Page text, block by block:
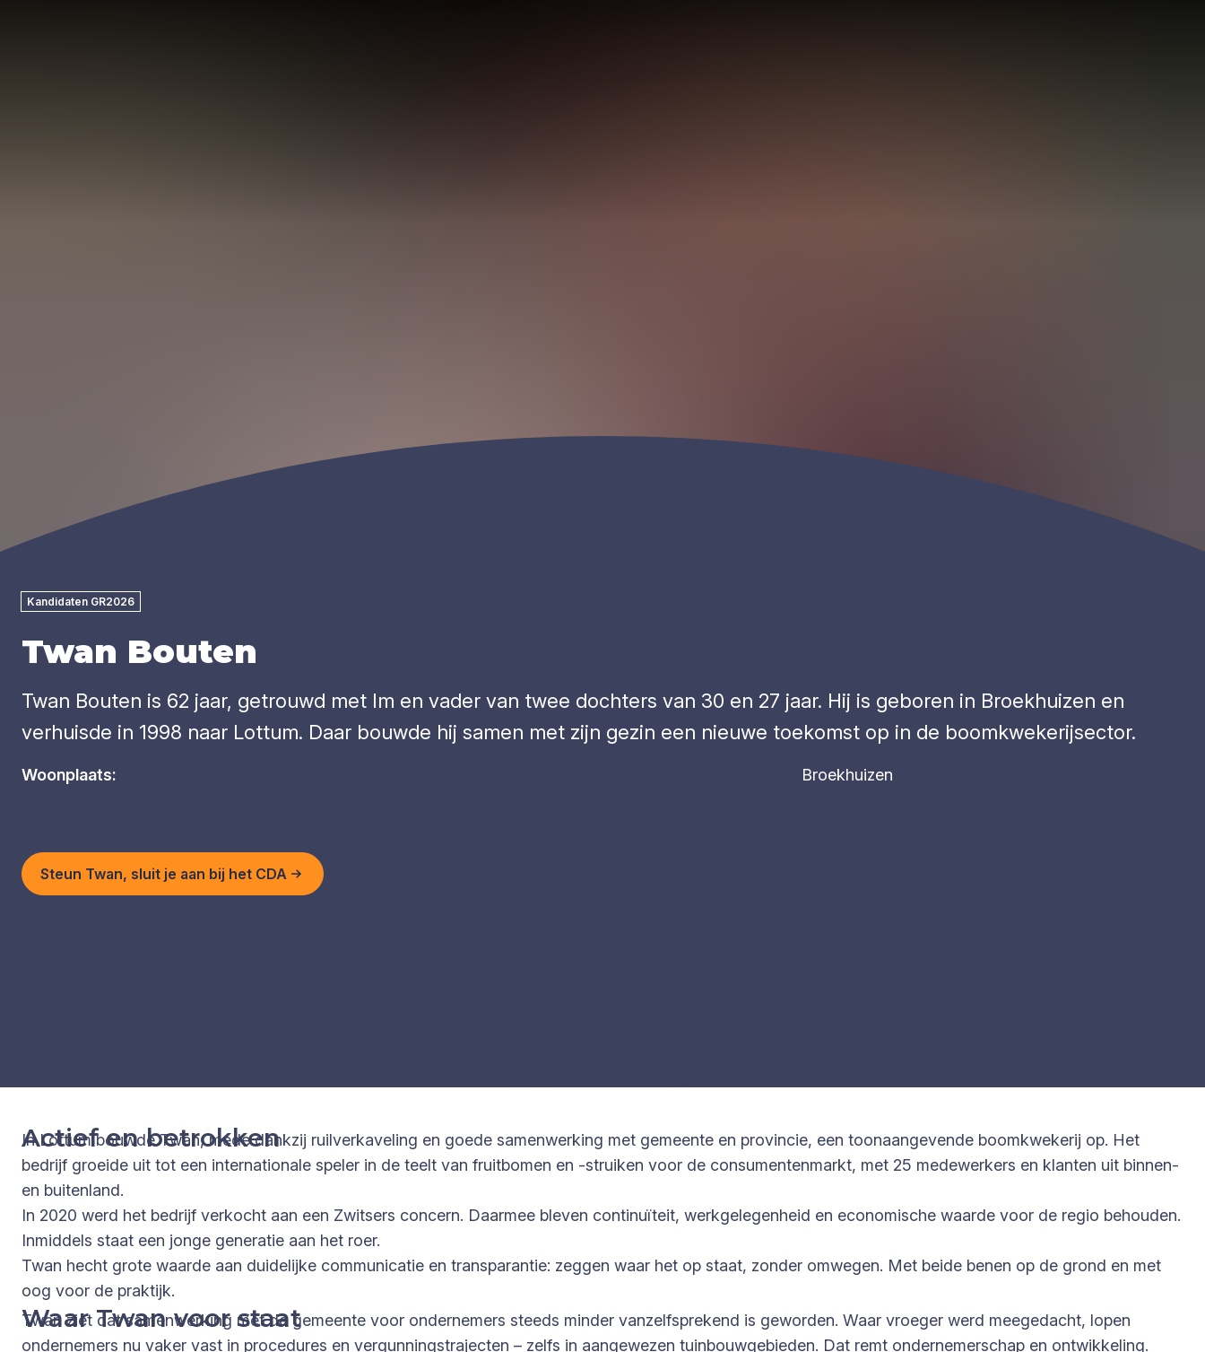
Kandidaten GR2026
Twan Bouten
Twan Bouten is 62 jaar, getrouwd met Im en vader van twee dochters van 30 en 27 jaar. Hij is geboren in Broekhuizen en
verhuisde in 1998 naar Lottum. Daar bouwde hij samen met zijn gezin een nieuwe toekomst op in de boomkwekerijsector.
Woonplaats: Broekhuizen
Steun Twan, sluit je aan bij het CDA
Actief en betrokken
In Lottum bouwde Twan, mede dankzij ruilverkaveling en goede samenwerking met gemeente en provincie, een toonaangevende boomkwekerij op. Het
bedrijf groeide uit tot een internationale speler in de teelt van fruitbomen en -struiken voor de consumentenmarkt, met 25 medewerkers en klanten uit binnen-
en buitenland.
In 2020 werd het bedrijf verkocht aan een Zwitsers concern. Daarmee bleven continuïteit, werkgelegenheid en economische waarde voor de regio behouden.
Inmiddels staat een jonge generatie aan het roer.
Twan hecht grote waarde aan duidelijke communicatie en transparantie: zeggen waar het op staat, zonder omwegen. Met beide benen op de grond en met
oog voor de praktijk.
Waar Twan voor staat
Twan ziet dat samenwerking met de gemeente voor ondernemers steeds minder vanzelfsprekend is geworden. Waar vroeger werd meegedacht, lopen
ondernemers nu vaker vast in procedures en vergunningstrajecten – zelfs in aangewezen tuinbouwgebieden. Dat remt ondernemerschap en ontwikkeling.